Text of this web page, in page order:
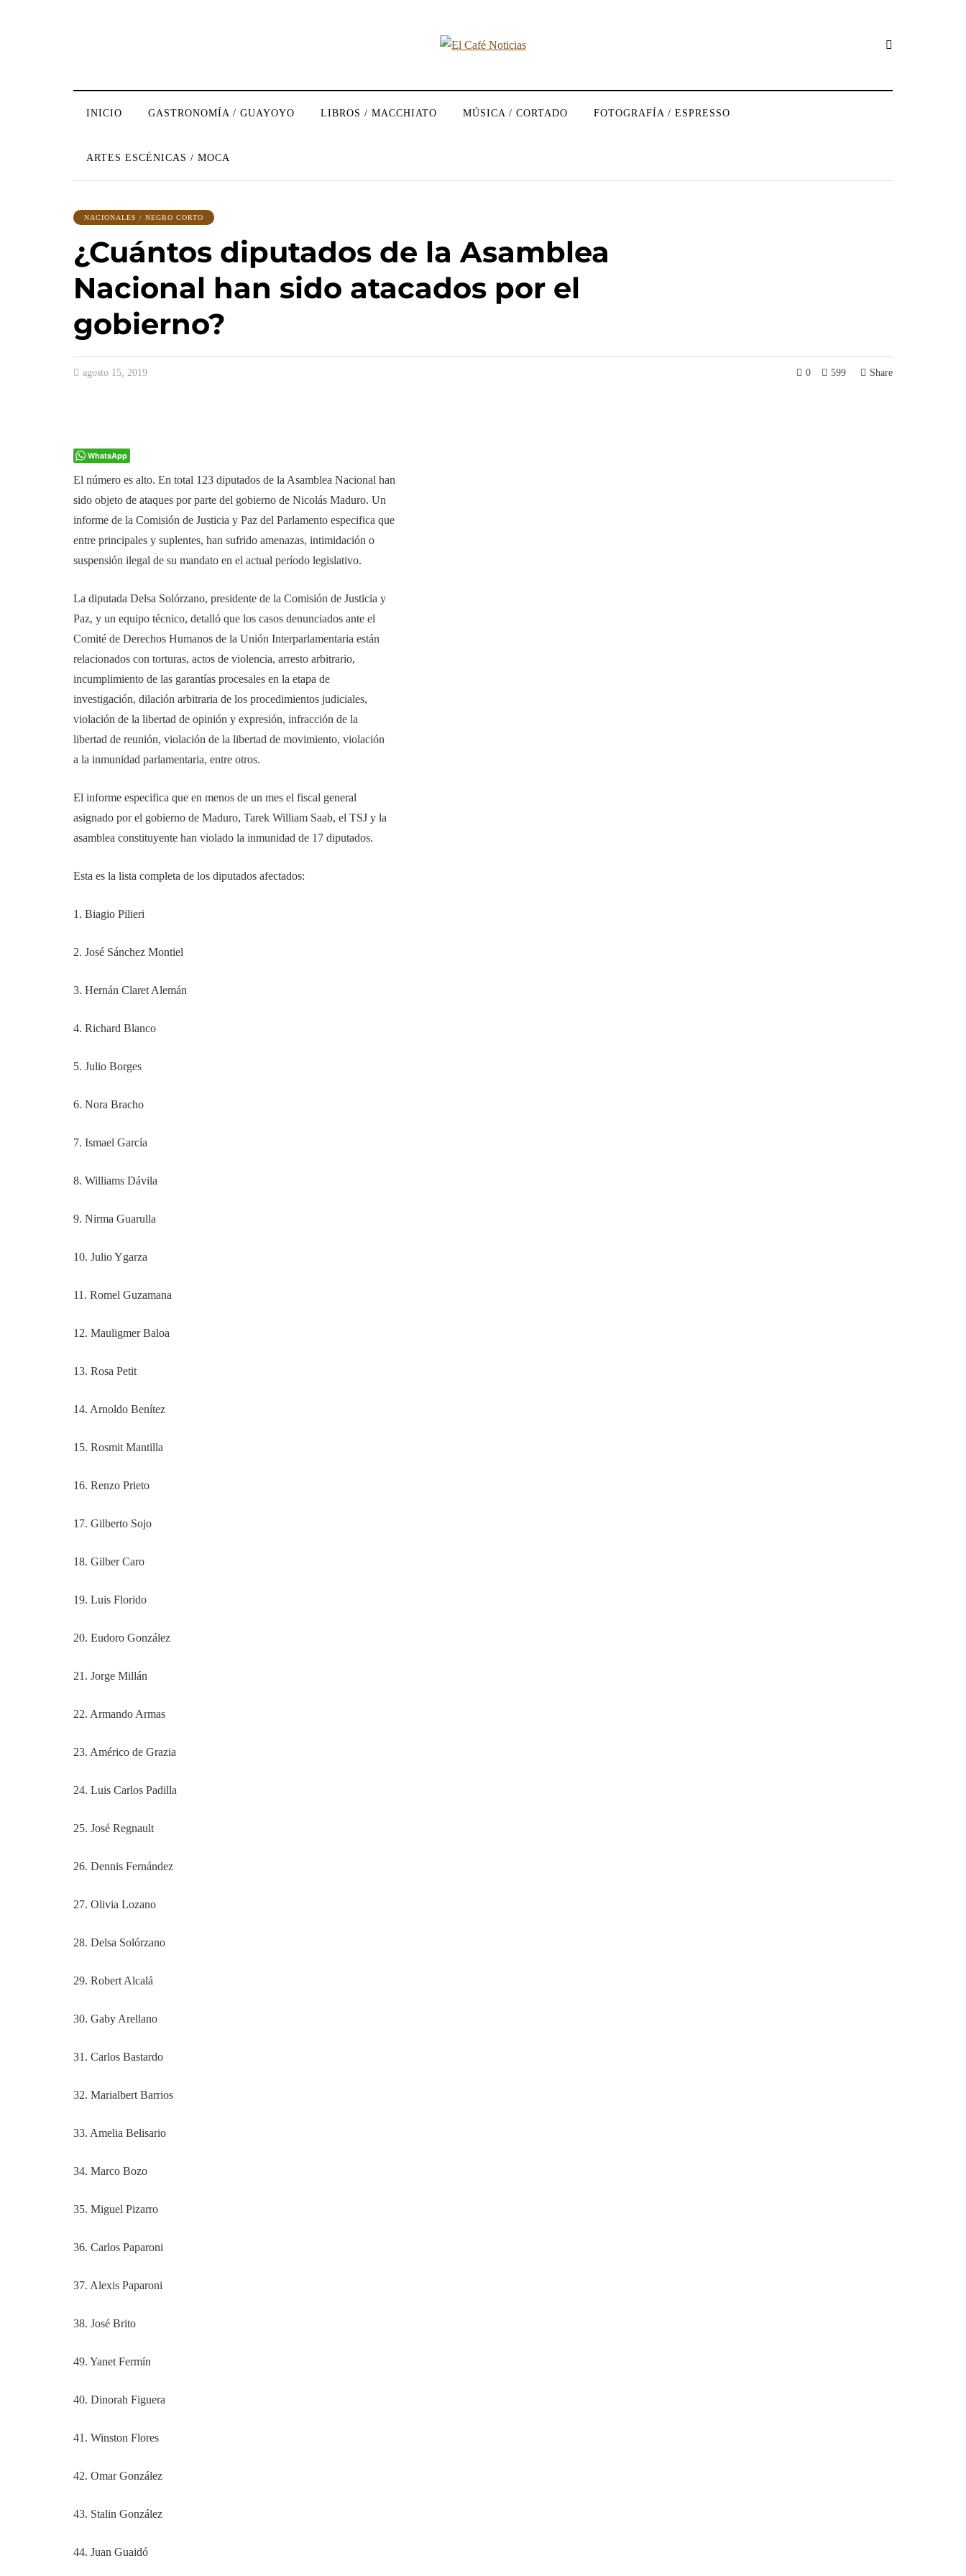
INICIO GASTRONOMÍA / GUAYOYO LIBROS / MACCHIATO MÚSICA / CORTADO FOTOGRAFÍA / ESPRESSO
ARTES ESCÉNICAS / MOCA
NACIONALES / NEGRO CORTO
¿Cuántos diputados de la Asamblea
Nacional han sido atacados por el
gobierno?
agosto 15, 2019 0 599 Share
WhatsApp
El número es alto. En total 123 diputados de la Asamblea Nacional han
sido objeto de ataques por parte del gobierno de Nicolás Maduro. Un
informe de la Comisión de Justicia y Paz del Parlamento especifica que
entre principales y suplentes, han sufrido amenazas, intimidación o
suspensión ilegal de su mandato en el actual período legislativo.
La diputada Delsa Solórzano, presidente de la Comisión de Justicia y
Paz, y un equipo técnico, detalló que los casos denunciados ante el
Comité de Derechos Humanos de la Unión Interparlamentaria están
relacionados con torturas, actos de violencia, arresto arbitrario,
incumplimiento de las garantías procesales en la etapa de
investigación, dilación arbitraria de los procedimientos judiciales,
violación de la libertad de opinión y expresión, infracción de la
libertad de reunión, violación de la libertad de movimiento, violación
a la inmunidad parlamentaria, entre otros.
El informe especifica que en menos de un mes el fiscal general
asignado por el gobierno de Maduro, Tarek William Saab, el TSJ y la
asamblea constituyente han violado la inmunidad de 17 diputados.
Esta es la lista completa de los diputados afectados:
1. Biagio Pilieri
2. José Sánchez Montiel
3. Hernán Claret Alemán
4. Richard Blanco
5. Julio Borges
6. Nora Bracho
7. Ismael García
8. Williams Dávila
9. Nirma Guarulla
10. Julio Ygarza
11. Romel Guzamana
12. Mauligmer Baloa
13. Rosa Petit
14. Arnoldo Benítez
15. Rosmit Mantilla
16. Renzo Prieto
17. Gilberto Sojo
18. Gilber Caro
19. Luis Florido
20. Eudoro González
21. Jorge Millán
22. Armando Armas
23. Américo de Grazia
24. Luis Carlos Padilla
25. José Regnault
26. Dennis Fernández
27. Olivia Lozano
28. Delsa Solórzano
29. Robert Alcalá
30. Gaby Arellano
31. Carlos Bastardo
32. Marialbert Barrios
33. Amelia Belisario
34. Marco Bozo
35. Miguel Pizarro
36. Carlos Paparoni
37. Alexis Paparoni
38. José Brito
49. Yanet Fermín
40. Dinorah Figuera
41. Winston Flores
42. Omar González
43. Stalin González
44. Juan Guaidó